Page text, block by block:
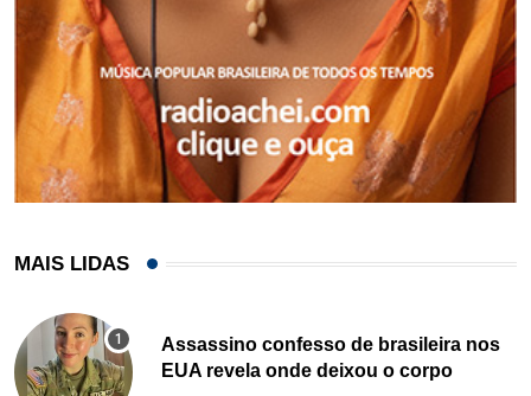
MAIS LIDAS
Assassino confesso de brasileira nos
EUA revela onde deixou o corpo